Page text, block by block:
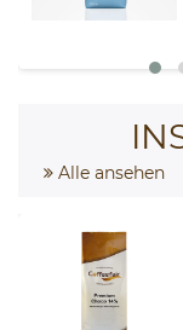
Alle ansehen